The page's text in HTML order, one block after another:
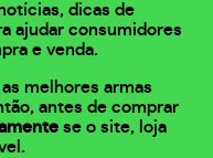
dicas de
ajudar consumidores
e venda.
melhores armas
antes de comprar
se o site, loja